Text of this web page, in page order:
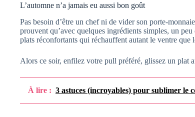
L’automne n’a jamais eu aussi bon goût
Pas besoin d’être un chef ni de vider son porte-
prouvent qu’avec quelques ingrédients simples, un
plats réconfortants qui réchauffent autant le ventre que
Alors ce soir, enfilez votre pull préféré, glissez un plat
À lire : 3 astuces (incroyables) pour sublimer le